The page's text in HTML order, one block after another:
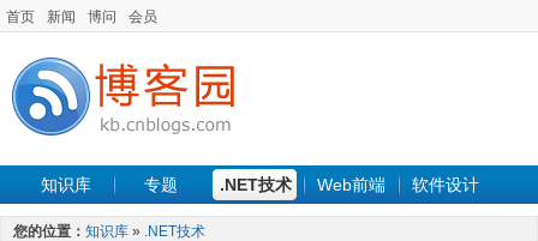
首页 新闻 博问 会员
知识库 专题 .NET技术 Web前端 软件设计
手机开发 软件工程
您的位置： 知识库 » .NET技术